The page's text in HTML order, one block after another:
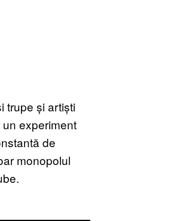
trupe și artiști
experiment
de
monopolul